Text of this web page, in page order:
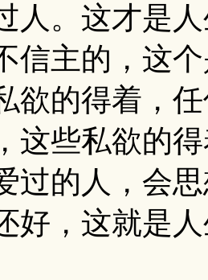
人。这才是
信主的，这
欲的得着，
这些私欲的
过的人，会
好，这就是